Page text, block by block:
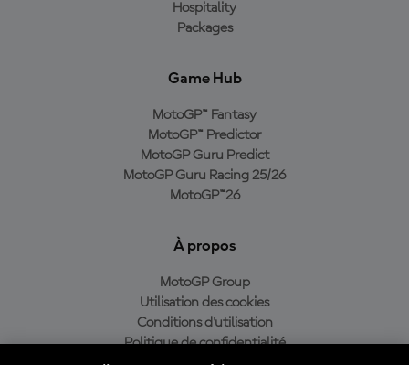
Hospitality
Packages
Game Hub
MotoGP™ Fantasy
MotoGP™ Predictor
MotoGP Guru Predict
MotoGP Guru Racing 25/26
MotoGP™26
À propos
MotoGP Group
Utilisation des cookies
Conditions d'utilisation
Politique de confidentialité